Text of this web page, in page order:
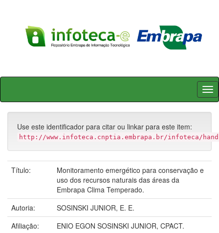
Skip
Use este identificador para citar ou linkar para este item:
http://www.infoteca.cnptia.embrapa.br/infoteca/
Título:
Monitoramento emergético para conservação e
uso dos recursos naturais das áreas da
Embrapa Clima Temperado.
Autoria:
SOSINSKI JUNIOR, E. E.
Afiliação:
ENIO EGON SOSINSKI JUNIOR, CPACT.